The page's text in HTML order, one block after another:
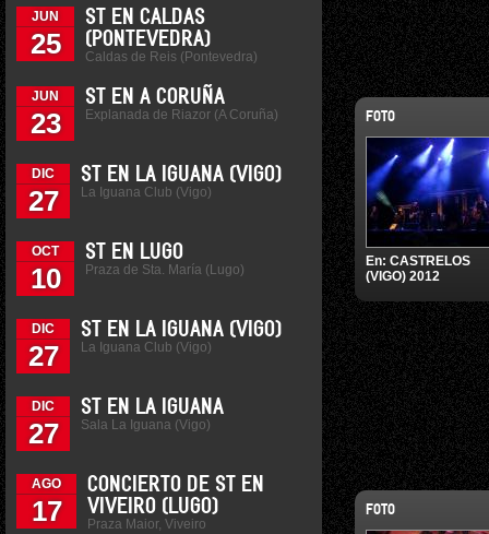
JUN
25
ST EN CALDAS
(PONTEVEDRA)
Caldas de Reis (Pontevedra)
JUN
23
ST EN A CORUÑA
Explanada de Riazor (A Coruña)
DIC
27
ST EN LA IGUANA (VIGO)
La Iguana Club (Vigo)
OCT
10
ST EN LUGO
Praza de Sta. María (Lugo)
DIC
27
ST EN LA IGUANA (VIGO)
La Iguana Club (Vigo)
DIC
27
ST EN LA IGUANA
Sala La Iguana (Vigo)
AGO
17
CONCIERTO DE ST EN
VIVEIRO (LUGO)
Praza Maior, Viveiro
FOTO
En: CASTRELOS
(VIGO) 2012
FOTO